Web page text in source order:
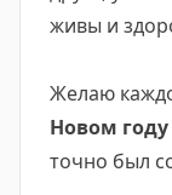
живы и
Желаю
Новом
точно был